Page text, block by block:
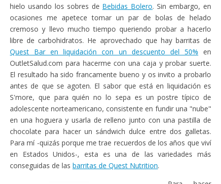
hielo usando los sobres de Bebidas Bolero. Sin embargo, en
ocasiones me apetece tomar un par de bolas de helado
cremoso y llevo mucho tiempo queriendo probar a hacerlo
libre de carbohidratos. He aprovechado que hay barritas de
Quest Bar en liquidación con un descuento del 50% en
OutletSalud.com para hacerme con una caja y probar suerte.
El resultado ha sido francamente bueno y os invito a probarlo
antes de que se agoten. El sabor que está en liquidación es
S'more, que para quién no lo sepa es un postre típico de
adolescente norteamericano, consistente en fundir una "nube"
en una hoguera y usarla de relleno junto con una pastilla de
chocolate para hacer un sándwich dulce entre dos galletas.
Para mí -quizás porque me trae recuerdos de los años que viví
en Estados Unidos-, esta es una de las variedades más
conseguidas de las barritas de Quest Nutrition.